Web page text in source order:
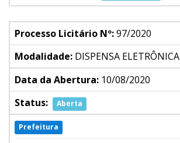
Processo Licitário Nº:97/2020
Modalidade: DISPENSA ELETRÔNICA
Data da Abertura: 10/08/2020
Status:
Aberta
Prefeitura